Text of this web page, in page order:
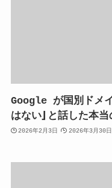
Google が国別ドメ
はない」と話した本
2026年2月3日 2026年3月30日